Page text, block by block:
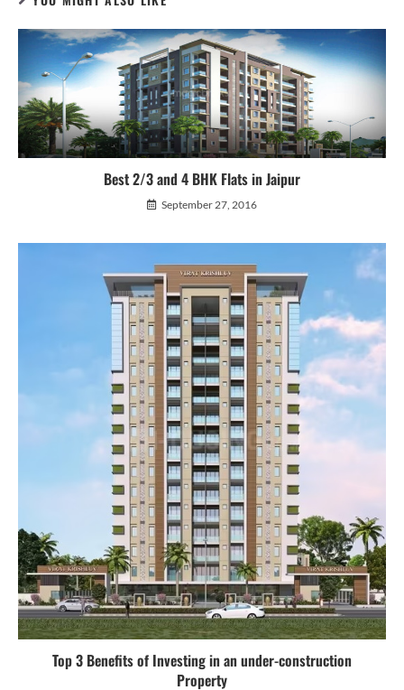
Best 2/3 and 4 BHK Flats in Jaipur
September 27, 2016
Top 3 Benefits of Investing in an under-construction
Property